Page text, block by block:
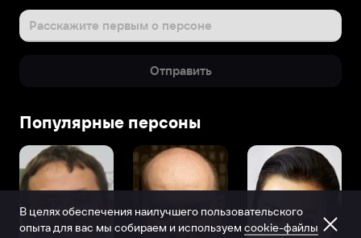
Расскажите первым о персоне
Отправить
Популярные персоны
В целях обеспечения наилучшего пользовательского
опыта для вас мы собираем и используем cookie-файлы